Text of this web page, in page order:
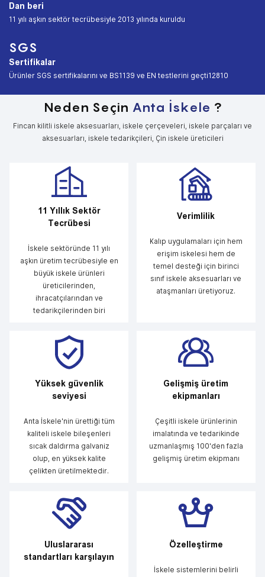
Dan beri
︎11 yılı aşkın sektör tecrübesiyle 2013 yılında kuruldu
SGS
Sertifikalar
︎Ürünler SGS sertifikalarını ve BS1139 ve EN testlerini geçti12810
Neden Seçin Anta İskele ?
Fincan kilitli iskele aksesuarları, iskele çerçeveleri, iskele parçaları ve
aksesuarları, iskele tedarikçileri, Çin iskele üreticileri
11 Yıllık Sektör
Tecrübesi
İskele sektöründe 11 yılı
aşkın üretim tecrübesiyle en
büyük iskele ürünleri
üreticilerinden,
ihracatçılarından ve
tedarikçilerinden biri
Verimlilik
Kalıp uygulamaları için hem
erişim iskelesi hem de
temel desteği için birinci
sınıf iskele aksesuarları ve
ataşmanları üretiyoruz.
Yüksek güvenlik
seviyesi
Anta İskele'nin ürettiği tüm
kaliteli iskele bileşenleri
sıcak daldırma galvaniz
olup, en yüksek kalite
çelikten üretilmektedir.
Gelişmiş üretim
ekipmanları
Çeşitli iskele ürünlerinin
imalatında ve tedarikinde
uzmanlaşmış 100'den fazla
gelişmiş üretim ekipmanı
Uluslararası
standartları karşılayın
Özelleştirme
İskele sistemlerini belirli